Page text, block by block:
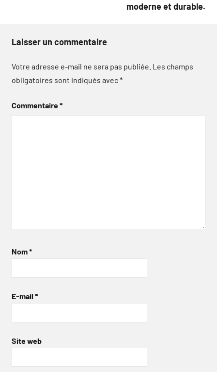
moderne et durable.
Laisser un commentaire
Votre adresse e-mail ne sera pas publiée. Les champs
obligatoires sont indiqués avec*
Commentaire*
Nom*
E-mail *
Site web